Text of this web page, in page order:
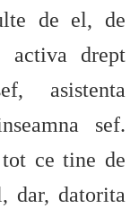
de el, de
activa drept
asistenta
sef.
ce tine de
dar, datorita